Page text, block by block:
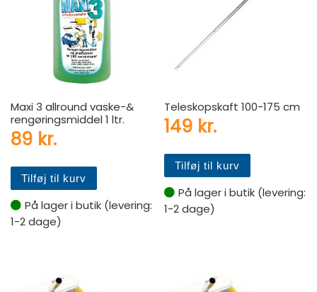
Maxi 3 allround vaske-&
rengøringsmiddel 1 ltr.
89 kr.
Tilføj til kurv
På lager i butik (levering:
1-2 dage)
Teleskopskaft 100-175 cm
149 kr.
Tilføj til kurv
På lager i butik (levering:
1-2 dage)